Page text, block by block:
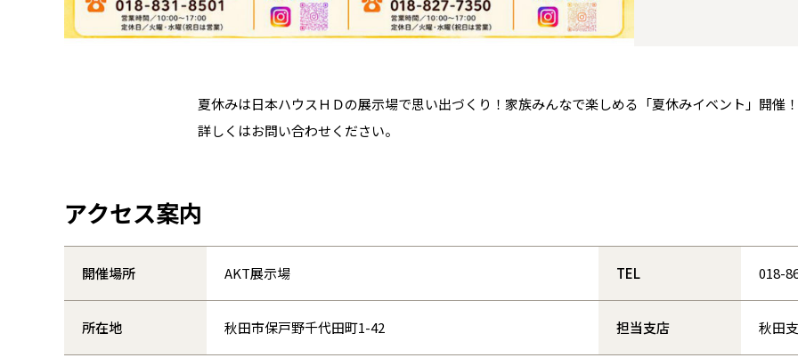
夏休みは日本ハウスＨＤの展示場で思い出づくり！家族みんなで楽しめる「夏休みイベント」開催！
詳しくはお問い合わせください。
アクセス案内
開催場所 AKT展示場 TEL 018-
所在地 秋田市保戸野千代田町1-42 担当支店 秋田
福島
石川
千葉
栃木
静岡
京都
奈良
岡山
愛媛
広島
九州
佐賀
宮崎
福島県
郡山
福島
石川県
金沢
埼玉県
埼玉
所沢
静岡県
静岡
浜松
京都府
京都
岡山県
岡山
九州
佐賀県
佐賀
鹿児島県
鹿児島